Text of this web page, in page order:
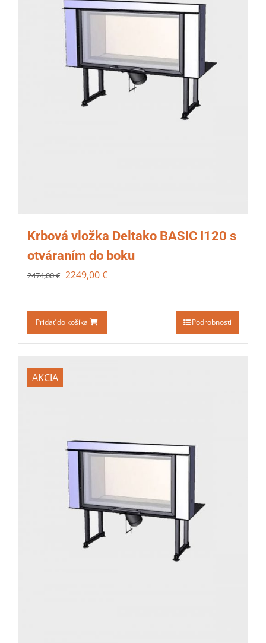
Krbová vložka Deltako BASIC I120 s
otváraním do boku
2474,00€ 2249,00€
Pridať do košíka Podrobnosti
AKCIA